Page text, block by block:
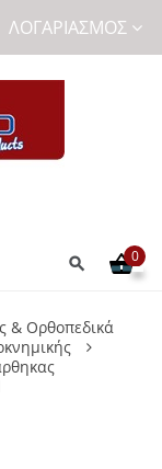
ΛΟΓΑΡΙΑΣΜΌΣ
0
& Ορθοπεδικά